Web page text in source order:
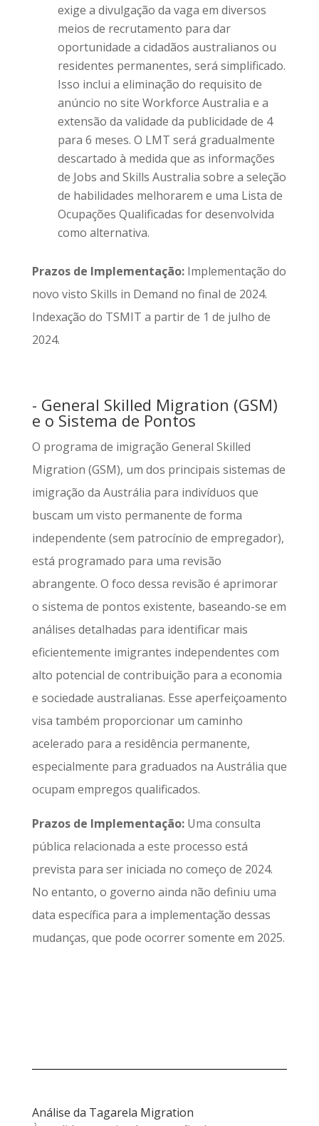
exige a divulgação da vaga em diversos
meios de recrutamento para dar
oportunidade a cidadãos australianos ou
residentes permanentes, será simplificado.
Isso inclui a eliminação do requisito de
anúncio no site Workforce Australia e a
extensão da validade da publicidade de 4
para 6 meses. O LMT será gradualmente
descartado à medida que as informações
de Jobs and Skills Australia sobre a seleção
de habilidades melhorarem e uma Lista de
Ocupações Qualificadas for desenvolvida
como alternativa.
Prazos de Implementação: Implementação do
novo visto Skills in Demand no final de 2024.
Indexação do TSMIT a partir de 1 de julho de
2024.
- General Skilled Migration (GSM)
e o Sistema de Pontos
O programa de imigração General Skilled
Migration (GSM), um dos principais sistemas de
imigração da Austrália para indivíduos que
buscam um visto permanente de forma
independente (sem patrocínio de empregador),
está programado para uma revisão
abrangente. O foco dessa revisão é aprimorar
o sistema de pontos existente, baseando-se em
análises detalhadas para identificar mais
eficientemente imigrantes independentes com
alto potencial de contribuição para a economia
e sociedade australianas. Esse aperfeiçoamento
visa também proporcionar um caminho
acelerado para a residência permanente,
especialmente para graduados na Austrália que
ocupam empregos qualificados.
Prazos de Implementação: Uma consulta
pública relacionada a este processo está
prevista para ser iniciada no começo de 2024.
No entanto, o governo ainda não definiu uma
data específica para a implementação dessas
mudanças, que pode ocorrer somente em 2025.
Análise da Tagarela Migration